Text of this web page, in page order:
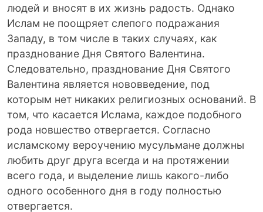
людей и вносят в их жизнь радость. Однако
Ислам не поощряет слепого подражания
Западу, в том числе в таких случаях, как
празднование Дня Святого Валентина.
Следовательно, празднование Дня Святого
Валентина является нововведение, под
которым нет никаких религиозных оснований. В
том, что касается Ислама, каждое подобного
рода новшество отвергается. Согласно
исламскому вероучению мусульмане должны
любить друг друга всегда и на протяжении
всего года, и выделение лишь какого-либо
одного особенного дня в году полностью
отвергается.